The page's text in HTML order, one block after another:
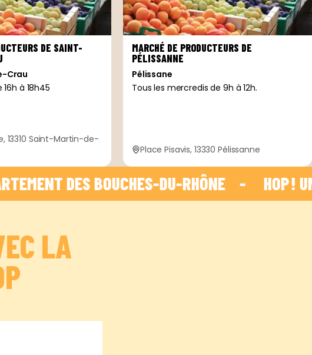
DE SAINT-
Crau
à 18h45
13310 Saint-Martin-de-
MARCHÉ DE PRODUCTEURS DE
PÉLISSANNE
Pélissane
Tous les mercredis de 9h à 12h.
Place Pisavis, 13330 Pélissanne
DES BOUCHES-DU-RHÔNE    - HOP ! UNE
LA